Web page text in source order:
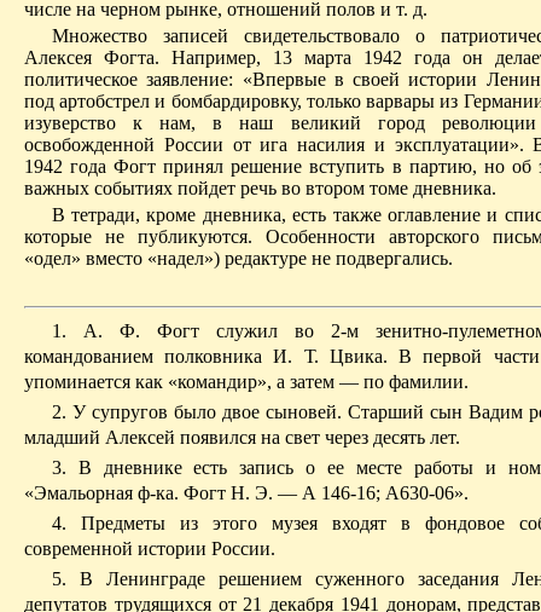
числе на черном рынке, отношений полов и т. д.
Множество записей свидетельствовало о
Алексея Фогта. Например, 13 марта 1942 года он
политическое заявление: «Впервые в своей истории
под артобстрел и бомбардировку, только варвары из
изуверство к нам, в наш великий город
освобожденной России от ига насилия и эксплуатации».
1942 года Фогт принял решение вступить в партию, но об
важных событиях пойдет речь во втором томе дневника.
В тетради, кроме дневника, есть также оглавление и
которые не публикуются. Особенности авторского
«одел» вместо «надел») редактуре не подвергались.
1. А. Ф. Фогт служил во 2-м зенитно-
командованием полковника И. Т. Цвика. В первой
упоминается как «командир», а затем — по фамилии.
2. У супругов было двое сыновей. Старший сын Вадим
младший Алексей появился на свет через десять лет.
3. В дневнике есть запись о ее месте работы и
«Эмальорная ф-ка. Фогт Н. Э. — А 146-16; А630-06».
4. Предметы из этого музея входят в фондовое
современной истории России.
5. В Ленинграде решением суженного заседания
депутатов трудящихся от 21 декабря 1941 донорам,